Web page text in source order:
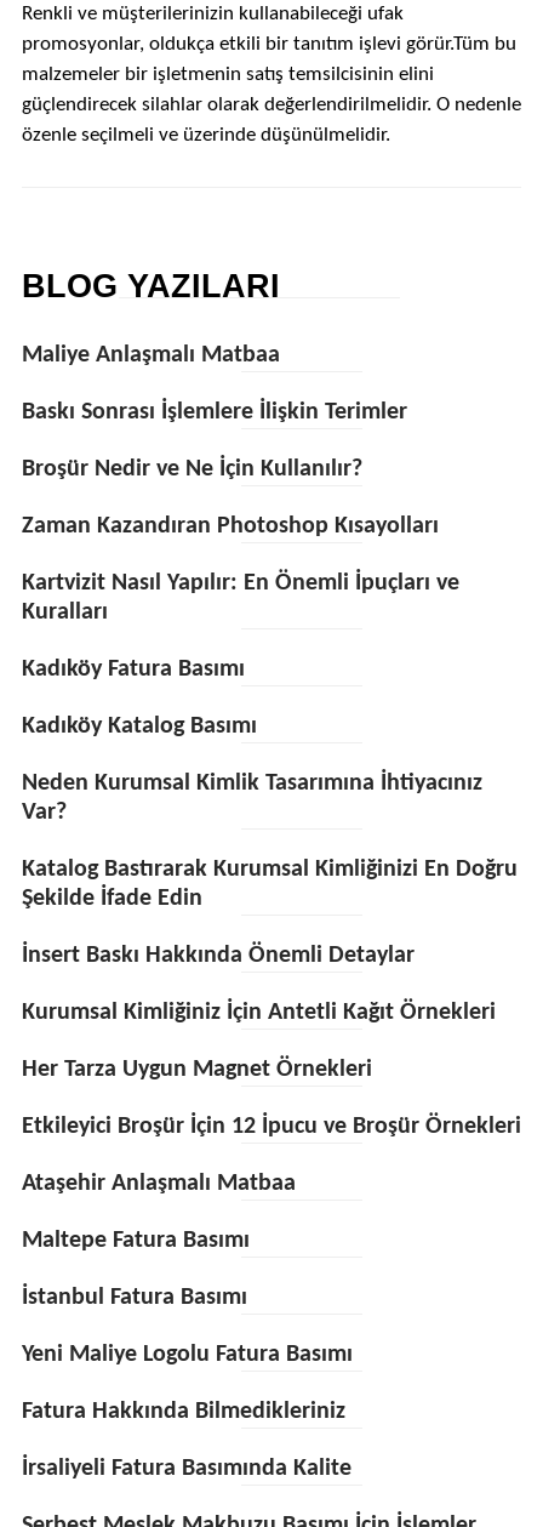
Renkli ve müşterilerinizin kullanabileceği ufak
promosyonlar, oldukça etkili bir tanıtım işlevi görür.Tüm bu
malzemeler bir işletmenin satış temsilcisinin elini
güçlendirecek silahlar olarak değerlendirilmelidir. O nedenle
özenle seçilmeli ve üzerinde düşünülmelidir.
BLOG YAZILARI
Maliye Anlaşmalı Matbaa
Baskı Sonrası İşlemlere İlişkin Terimler
Broşür Nedir ve Ne İçin Kullanılır?
Zaman Kazandıran Photoshop Kısayolları
Kartvizit Nasıl Yapılır: En Önemli İpuçları ve
Kuralları
Kadıköy Fatura Basımı
Kadıköy Katalog Basımı
Neden Kurumsal Kimlik Tasarımına İhtiyacınız
Var?
Katalog Bastırarak Kurumsal Kimliğinizi En Doğru
Şekilde İfade Edin
İnsert Baskı Hakkında Önemli Detaylar
Kurumsal Kimliğiniz İçin Antetli Kağıt Örnekleri
Her Tarza Uygun Magnet Örnekleri
Etkileyici Broşür İçin 12 İpucu ve Broşür Örnekleri
Ataşehir Anlaşmalı Matbaa
Maltepe Fatura Basımı
İstanbul Fatura Basımı
Yeni Maliye Logolu Fatura Basımı
Fatura Hakkında Bilmedikleriniz
İrsaliyeli Fatura Basımında Kalite